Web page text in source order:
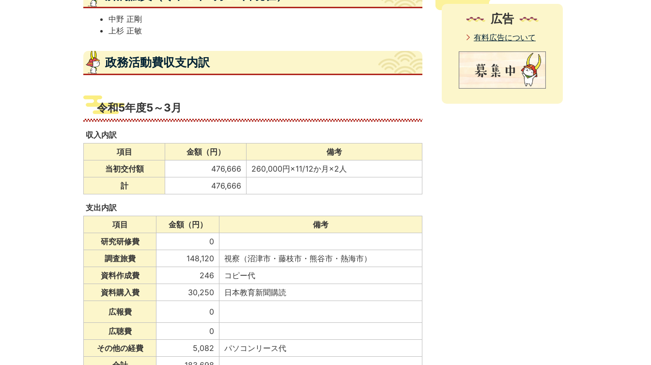
中野 正剛
上杉 正敏
政務活動費収支内訳
令和5年度5～3月
収入内訳
項目
金額（円）
備考
当初交付額
476,666
260,000円×11/12か月×2人
計
476,666
支出内訳
項目
金額（円）
備考
研究研修費
0
調査旅費
148,120
視察（沼津市・藤枝市・熊谷市・熱海市）
資料作成費
246
コピー代
資料購入費
30,250
日本教育新聞購読
広報費
0
広聴費
0
その他の経費
5,082
パソコンリース代
広告
有料広告について